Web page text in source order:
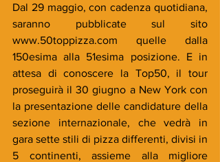
Dal 29 maggio, con cadenza quotidiana,
saranno pubblicate sul sito
www.50toppizza.com quelle dalla
150esima alla 51esima posizione. E in
attesa di conoscere la Top50, il tour
proseguirà il 30 giugno a New York con
la presentazione delle candidature della
sezione internazionale, che vedrà in
gara sette stili di pizza differenti, divisi in
5 continenti, assieme alla migliore